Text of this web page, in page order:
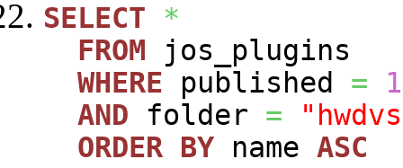
SELECT
*
FROM jos_plugins
WHERE published =
1
AND folder =
ORDER BY name ASC